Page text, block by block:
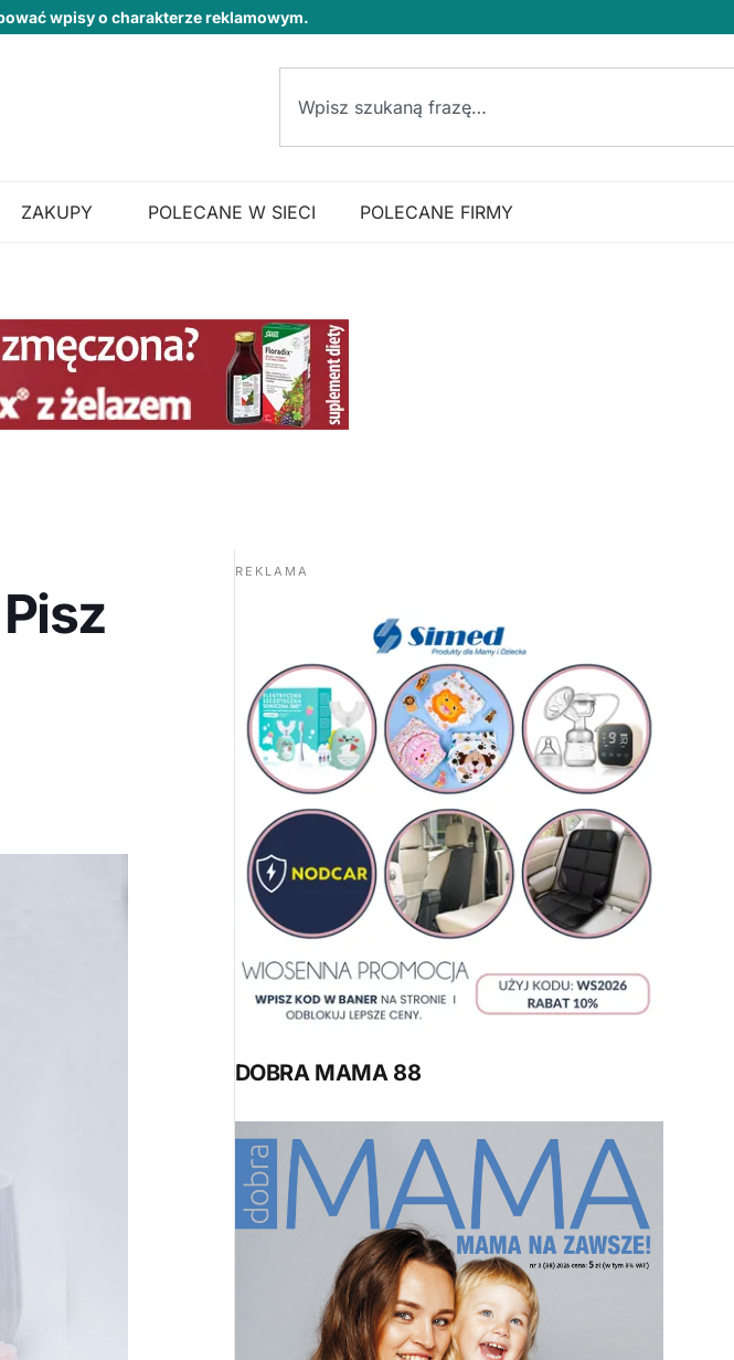
wpisy o charakterze reklamowym.
ZAKUPY POLECANE W SIECI POLECANE FIRMY
REKLAMA
DOBRA MAMA 88